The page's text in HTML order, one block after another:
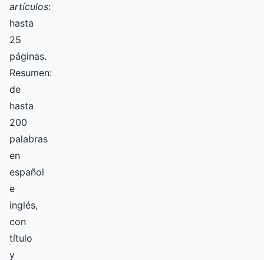
artículos:
hasta
25
páginas.
Resumen:
de
hasta
200
palabras
en
español
e
inglés,
con
título
y